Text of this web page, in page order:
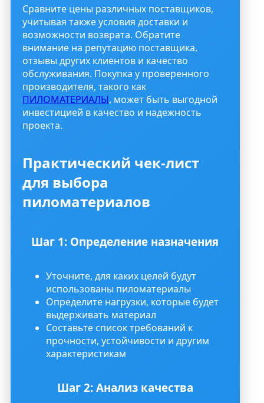
Сравните цены различных поставщиков,
учитывая также условия доставки и
возможности возврата. Обратите
внимание на репутацию поставщика,
отзывы других клиентов и качество
обслуживания. Покупка у проверенного
производителя, такого как
ПИЛОМАТЕРИАЛЫ, может быть выгодной
инвестицией в качество и надежность
проекта.
Практический чек-лист
для выбора
пиломатериалов
Шаг 1: Определение назначения
Уточните, для каких целей будут
использованы пиломатериалы
Определите нагрузки, которые будет
выдерживать материал
Составьте список требований к
прочности, устойчивости и другим
характеристикам
Шаг 2: Анализ качества